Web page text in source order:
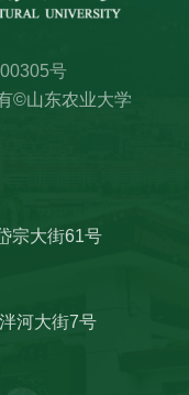
号
©山东农业大学
宗大街61号
河大街7号